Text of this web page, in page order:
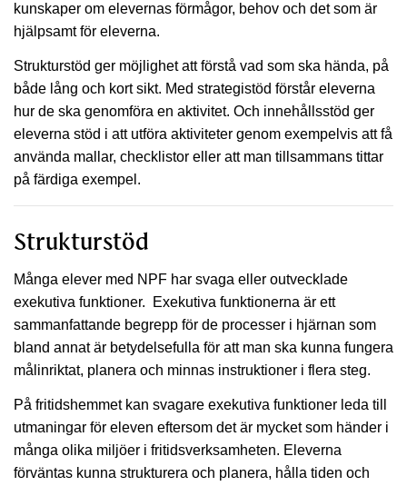
kunskaper om elevernas förmågor, behov och det som är
hjälpsamt för eleverna.
Strukturstöd ger möjlighet att förstå vad som ska hända, på
både lång och kort sikt. Med strategistöd förstår eleverna
hur de ska genomföra en aktivitet. Och innehållsstöd ger
eleverna stöd i att utföra aktiviteter genom exempelvis att få
använda mallar, checklistor eller att man tillsammans tittar
på färdiga exempel.
Strukturstöd
Många elever med NPF har svaga eller outvecklade
exekutiva funktioner. Exekutiva funktionerna är ett
sammanfattande begrepp för de processer i hjärnan som
bland annat är betydelsefulla för att man ska kunna fungera
målinriktat, planera och minnas instruktioner i flera steg.
På fritidshemmet kan svagare exekutiva funktioner leda till
utmaningar för eleven eftersom det är mycket som händer i
många olika miljöer i fritidsverksamheten. Eleverna
förväntas kunna strukturera och planera, hålla tiden och